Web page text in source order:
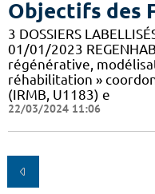
Objectifs des
3 DOSSIERS
01/01/2023
régénérative,
réhabilitation »
(IRMB, U1183) e
22/03/2024 11:06